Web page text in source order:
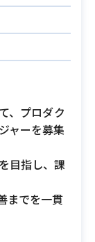
、プロダク
ャーを募集
目指し、課
までを一貫